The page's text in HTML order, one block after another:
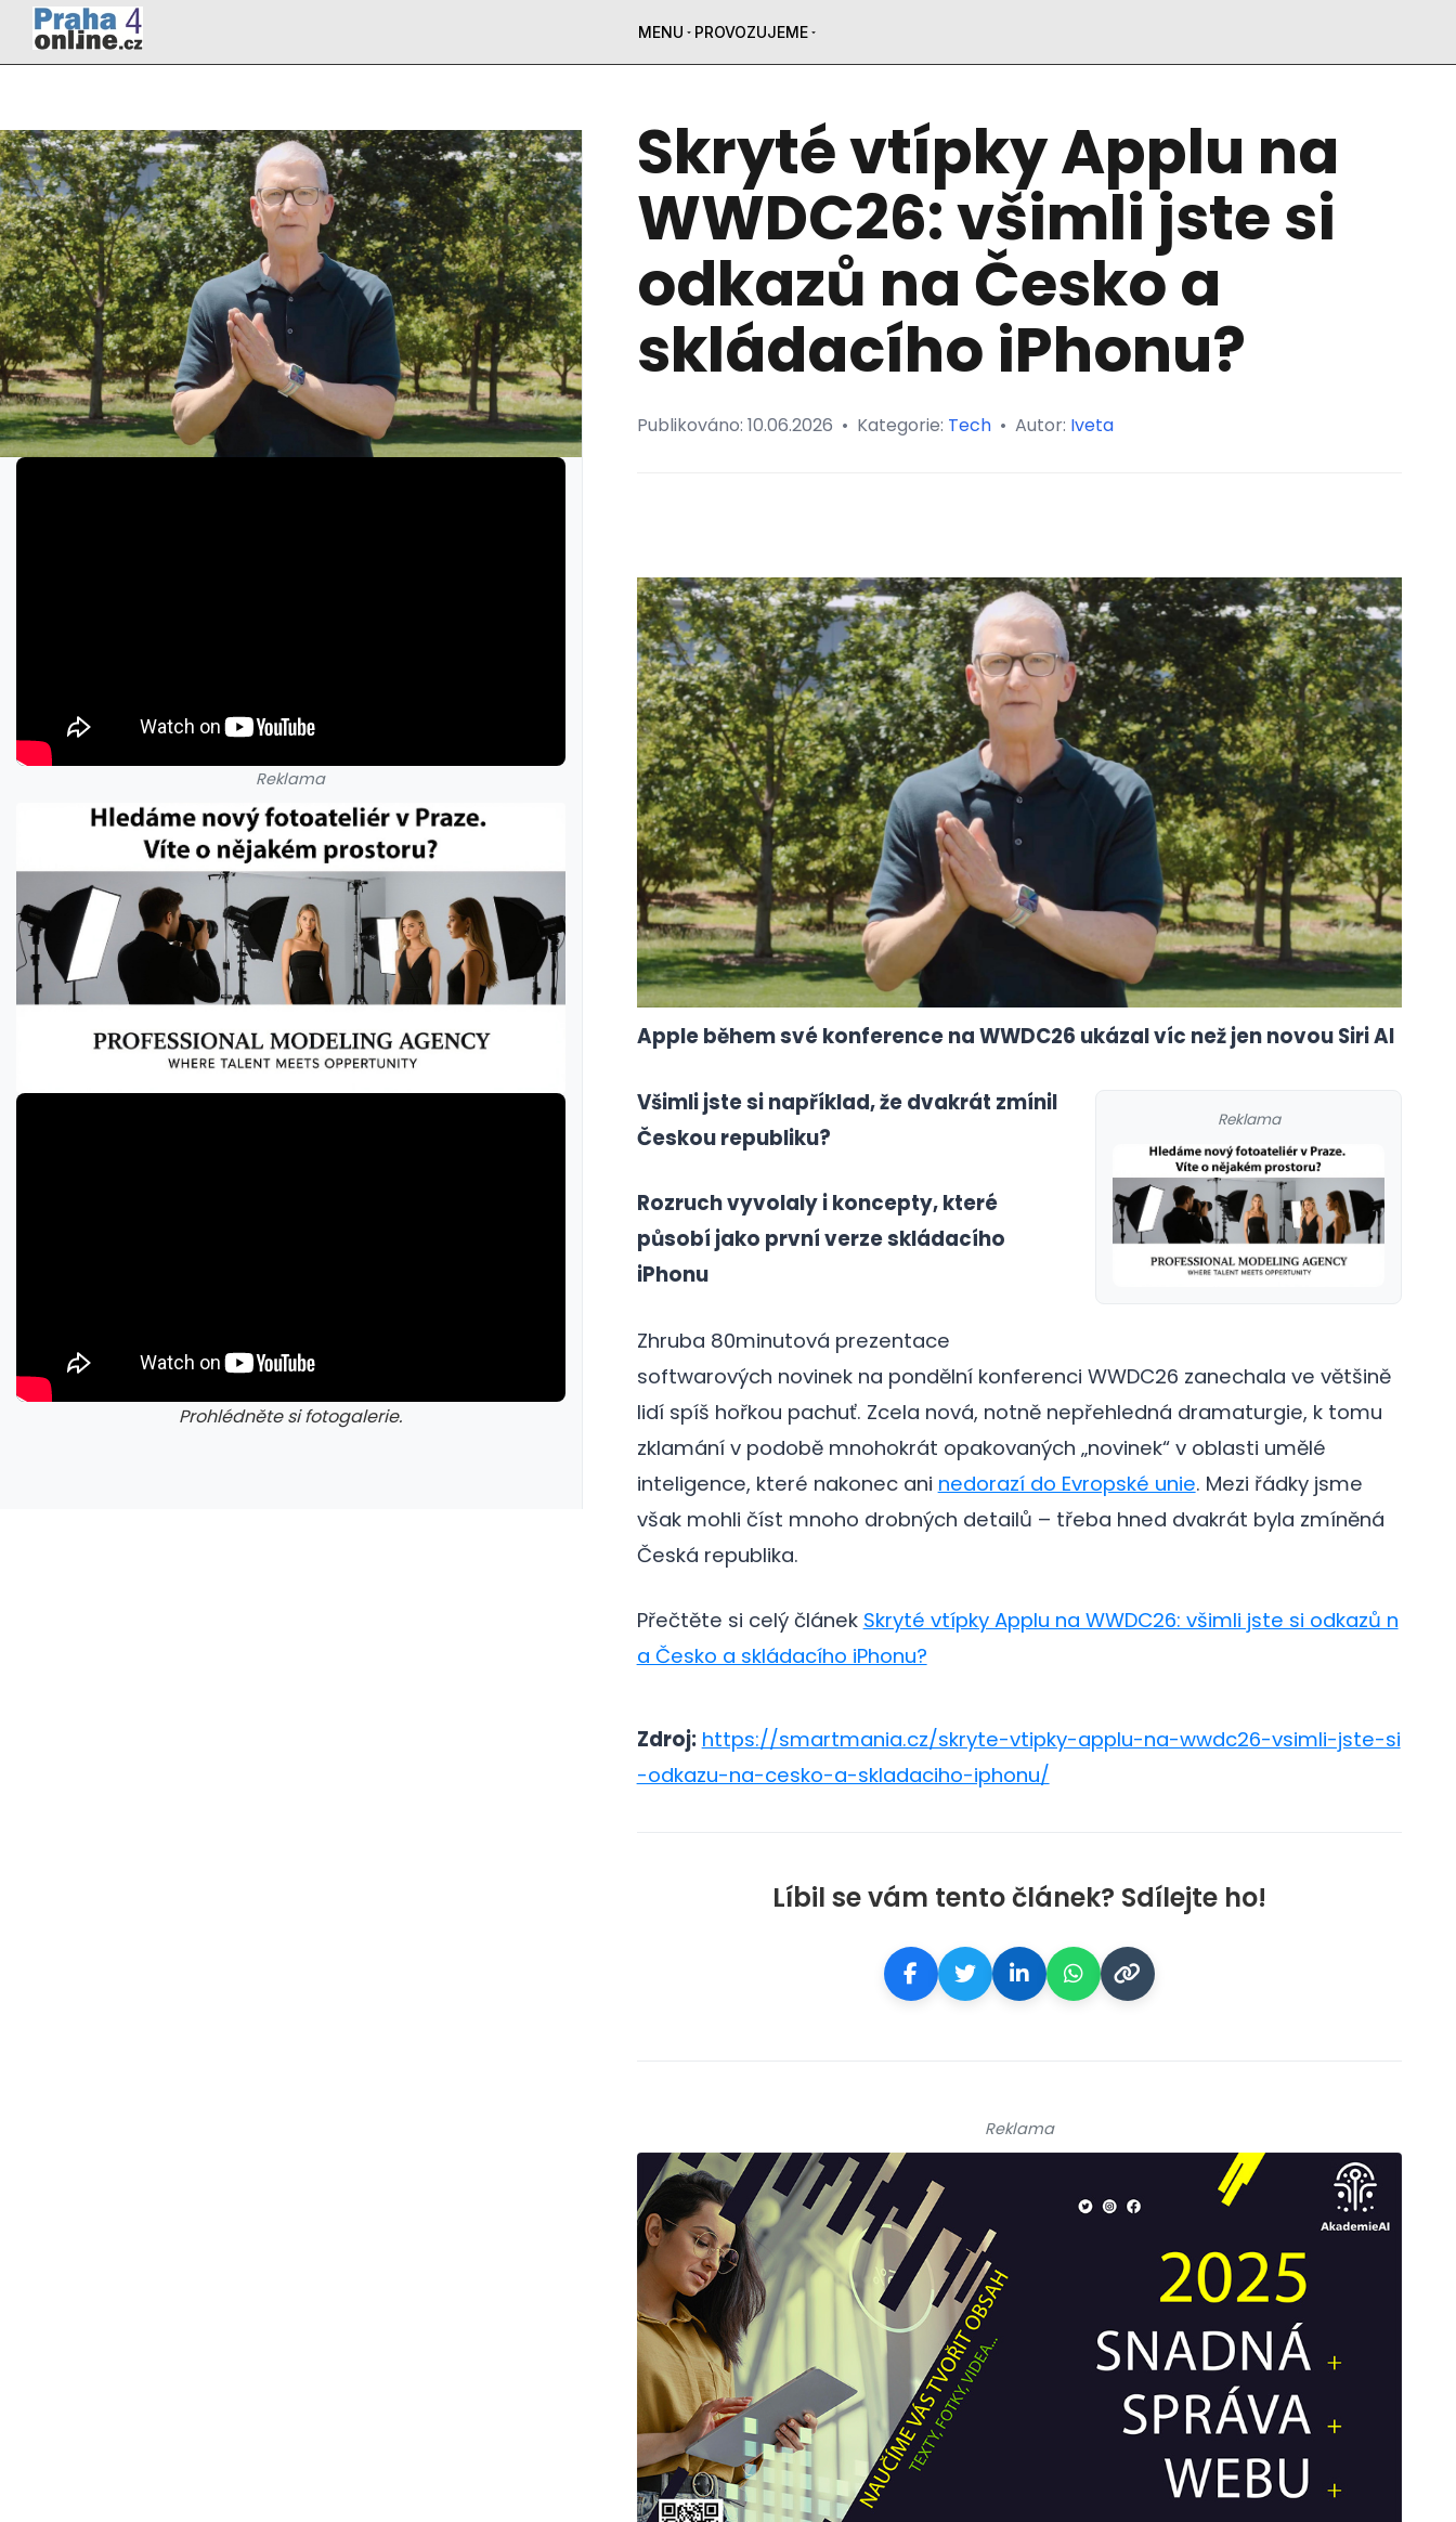
MENU PROVOZUJEME
Reklama
Prohlédněte si fotogalerie.
galerie: cviky galerie: cviky
Skryté vtípky Applu na
WWDC26: všimli jste si
odkazů na Česko a
skládacího iPhonu?
Publikováno: 10.06.2026 • Kategorie: Tech • Autor: Iveta
Apple během své konference na WWDC26 ukázal víc než jen novou Siri AI
Reklama
Všimli jste si například, že dvakrát zmínil
Českou republiku?
Rozruch vyvolaly i koncepty, které
působí jako první verze skládacího
iPhonu
Zhruba 80minutová prezentace
softwarových novinek na pondělní konferenci WWDC26 zanechala ve většině
lidí spíš hořkou pachuť. Zcela nová, notně nepřehledná dramaturgie, k tomu
zklamání v podobě mnohokrát opakovaných „novinek“ v oblasti umělé
inteligence, které nakonec ani nedorazí do Evropské unie. Mezi řádky jsme
však mohli číst mnoho drobných detailů – třeba hned dvakrát byla zmíněná
Česká republika.
Přečtěte si celý článek Skryté vtípky Applu na WWDC26: všimli jste si odkazů n
a Česko a skládacího iPhonu?
Zdroj: https://smartmania.cz/skryte-vtipky-applu-na-wwdc26-vsimli-jste-si
-odkazu-na-cesko-a-skladaciho-iphonu/
Líbil se vám tento článek? Sdílejte ho!
Reklama